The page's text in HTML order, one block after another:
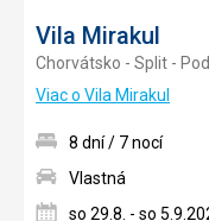
Vila Mirakul
Chorvátsko - Split -
Viac o Vila Mirakul
8 dní / 7 nocí
Vlastná
so 29.8. - so